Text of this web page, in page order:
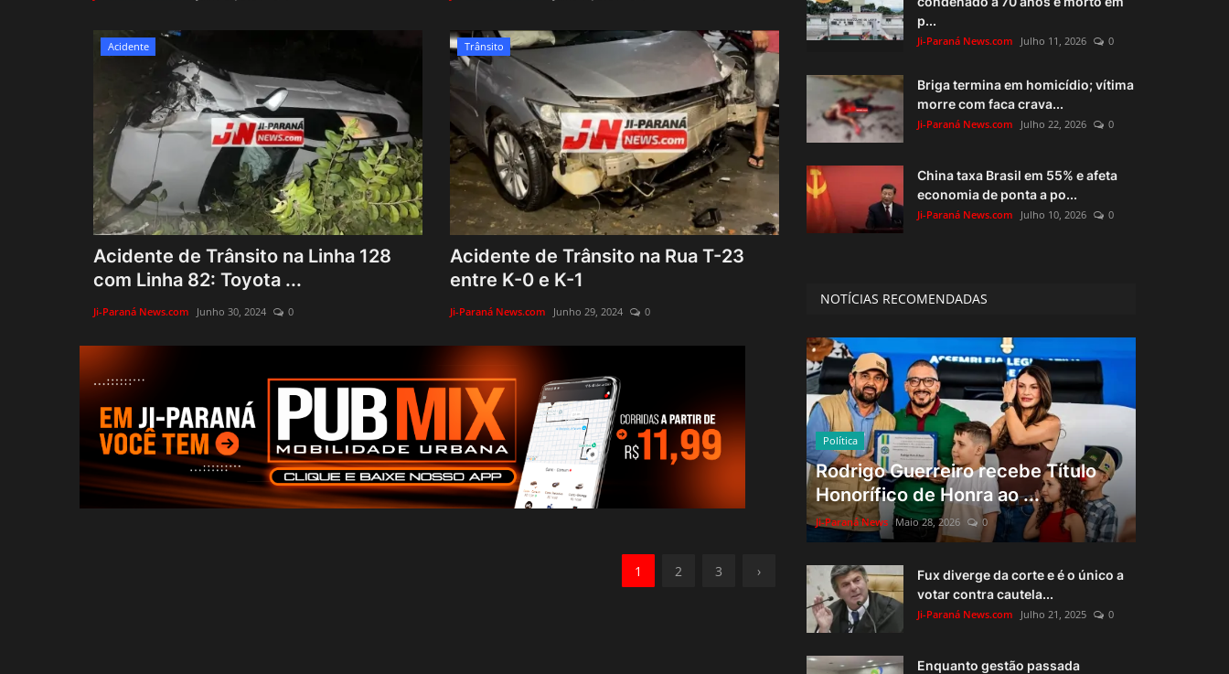
Acidente
Acidente de Trânsito na Linha 128
com Linha 82: Toyota ...
Ji-Paraná News.com Junho 30, 2024 0
Trânsito
Acidente de Trânsito na Rua T-23
entre K-0 e K-1
Ji-Paraná News.com Junho 29, 2024 0
1 2 3 ›
p...
Ji-Paraná News.com Julho 11, 2026 0
Briga termina em homicídio; vítima
morre com faca crava...
Ji-Paraná News.com Julho 22, 2026 0
China taxa Brasil em 55% e afeta
economia de ponta a po...
Ji-Paraná News.com Julho 10, 2026 0
NOTÍCIAS RECOMENDADAS
Política
Rodrigo Guerreiro recebe Título
Honorífico de Honra ao ...
Ji-Paraná News Maio 28, 2026 0
Fux diverge da corte e é o único a
votar contra cautela...
Ji-Paraná News.com Julho 21, 2025 0
Enquanto gestão passada